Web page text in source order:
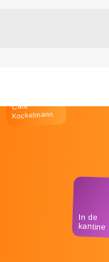
Café
Kockelmann
In de
kantine